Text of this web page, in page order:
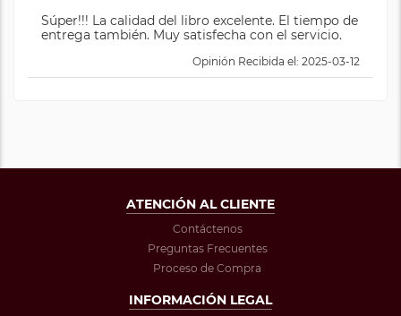
Súper!!! La calidad del libro excelente. El tiempo de
entrega también. Muy satisfecha con el servicio.
Opinión Recibida el: 2025-03-12
ATENCIÓN AL CLIENTE
Contáctenos
Preguntas Frecuentes
Proceso de Compra
INFORMACIÓN LEGAL